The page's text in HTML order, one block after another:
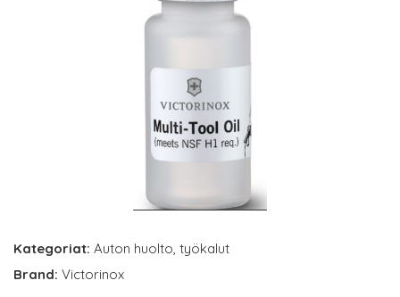
Kategoriat: Auton huolto, työkalut
Brand: Victorinox